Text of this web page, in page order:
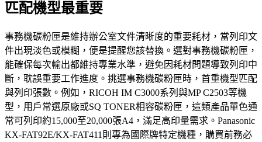
匹配機型最重要
事務機碳粉匣是維持辦公室文件清晰度的重要耗材，當列印文
件出現淡色或模糊，便是提醒您該替換。選對事務機碳粉匣，
能確保每次輸出都維持專業水準，避免因耗材問題導致列印中
斷，耽誤重要工作進度。挑選事務機碳粉匣時，首重機型匹配
與列印張數。例如，RICOH IM C3000系列與MP C2503等機
型，用戶常選原廠或SQ TONER相容碳粉匣，這類產品單色通
常可列印約15,000至20,000張A4，滿足高印量需求。Panasonic
KX-FAT92E/KX-FAT411則專為國際牌特定機種，購買前務必